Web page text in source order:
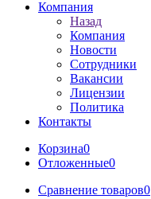
Компания
Назад
Компания
Новости
Сотрудники
Вакансии
Лицензии
Политика
Контакты
Корзина0
Отложенные0
Сравнение товаров0